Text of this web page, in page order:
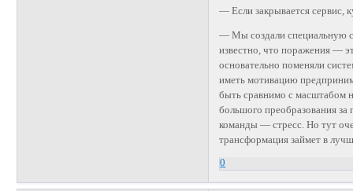
— Если закрывается сервис,
— Мы создали специальную
известно, что поражения —
основательно поменяли
иметь мотивацию
быть сравнимо с масштабом
большого преобразования
команды — стресс. Но тут
трансформация займет в
0